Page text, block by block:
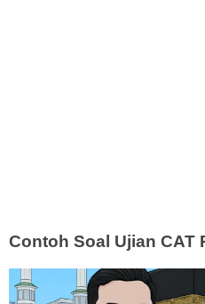
Contoh Soal Ujian CAT